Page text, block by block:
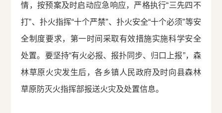
情，按预案及时启动应急响应，严格执行“三先四不
打”、扑火指挥“十个严禁”、扑火安全“十个必须”等安
全制度要求，第一时间采取有效措施实施科学安全
处置。要坚持“有火必报、报扑同步、归口上报”，森
林草原火灾发生后，各乡镇人民政府及时向县森林
草原防灭火指挥部报送火灾及处置信息。